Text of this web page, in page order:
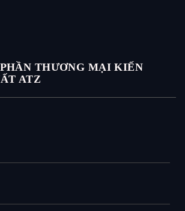
THƯƠNG MẠI KIẾN
ATZ